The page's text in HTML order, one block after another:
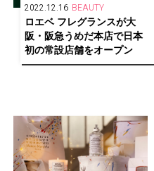
2022.12.16 BEAUTY
ロエベ フレグランスが大
阪・阪急うめだ本店で日本
初の常設店舗をオープン